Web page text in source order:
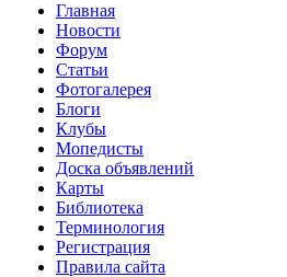
Главная
Новости
Форум
Статьи
Фотогалерея
Блоги
Клубы
Мопедисты
Доска объявлений
Карты
Библиотека
Терминология
Регистрация
Правила сайта